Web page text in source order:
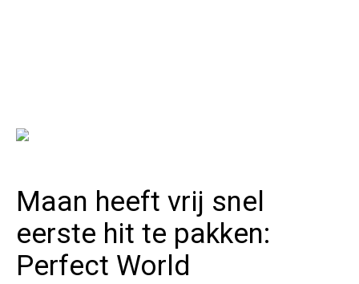
Maan heeft vrij snel
eerste hit te pakken:
Perfect World